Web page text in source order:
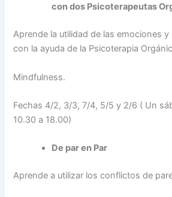
con dos Psicoterapeutas
Aprende la utilidad de las emociones
con la ayuda de la Psicoterapia
Mindfulness.
Fechas 4/2, 3/3, 7/4, 5/5 y 2/6 ( Un
10.30 a 18.00)
De par en Par
Aprende a utilizar los conflictos de